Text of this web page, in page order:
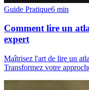
Guide Pratique6 min
Comment lire un
expert
Maîtrisez l'art de lire un
Transformez votre